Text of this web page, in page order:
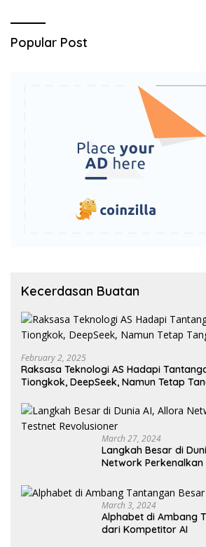
Popular Post
Kecerdasan Buatan
February 2, 2025
Raksasa Teknologi AS Hadapi
Tiongkok, DeepSeek, Namun Tetap
March 27, 2024
Langkah Besar di
Network Perkenalkan
March 3, 2024
Alphabet di Ambang
dari Kompetitor AI